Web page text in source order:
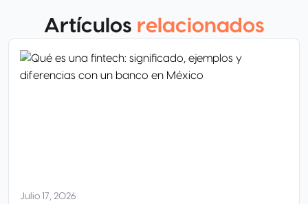
Artículos relacionados
Julio 17, 2026